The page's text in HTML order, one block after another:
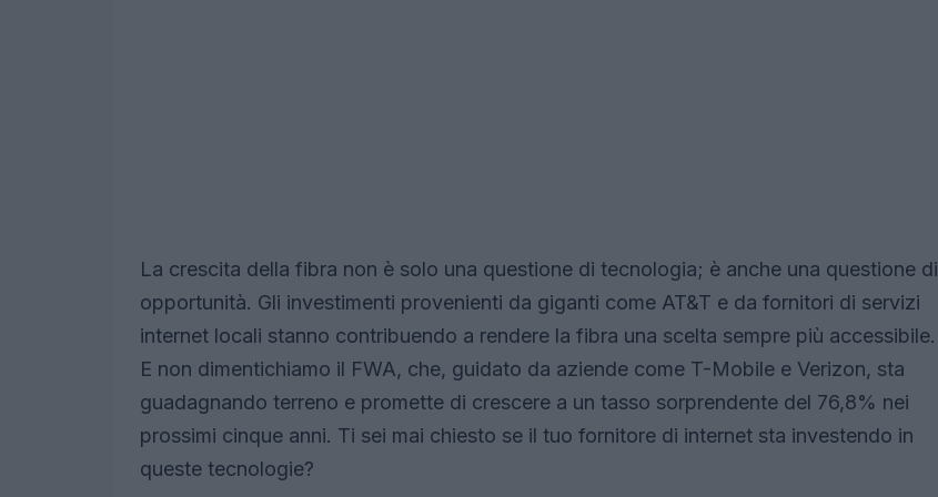
La crescita della fibra non è solo una questione di tecnologia; è anche una questione di
opportunità. Gli investimenti provenienti da giganti come AT&T e da fornitori di servizi
internet locali stanno contribuendo a rendere la fibra una scelta sempre più accessibile.
E non dimentichiamo il FWA, che, guidato da aziende come T-Mobile e Verizon, sta
guadagnando terreno e promette di crescere a un tasso sorprendente del 76,8% nei
prossimi cinque anni. Ti sei mai chiesto se il tuo fornitore di internet sta investendo in
queste tecnologie?